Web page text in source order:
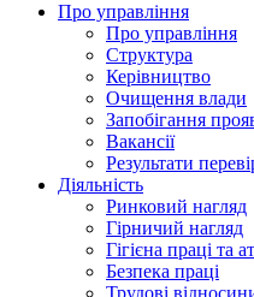
Про управління
Про управління
Структура
Керівництво
Очищення влади
Запобігання
Вакансії
Результати
Діяльність
Ринковий нагляд
Гірничий нагляд
Гігієна праці та
Безпека праці
Трудові